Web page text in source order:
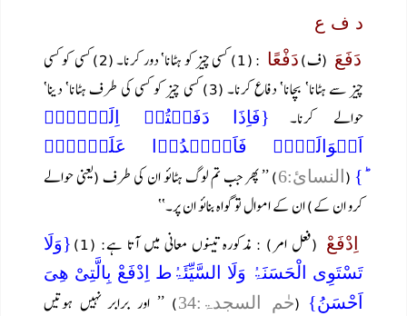
د ف ع
دَفَعَ (ف)دَفْعًا
: (1) کسی چیز کو ہٹانا‘ دور کرنا۔ (2) کسی کو کسی
چیز سے ہٹانا‘ بچانا‘ دفاع کرنا۔ (3) کسی چیز کو کسی کی طرف ہٹانا‘ دینا‘
حوالے کرنا۔
{فَاِذَا دَفَعۡتُمۡ اِلَیۡہِمۡ
اَمۡوَالَہُمۡ فَاَشۡہِدُوۡا عَلَیۡہِمۡ
ؕ} ( النسائ:6 ) ’’ پھر جب تم لوگ ہٹائو ان کی طرف (یعنی حوالے
کرو ان کے) ان کے اموال تو گواہ بنائو ان پر۔‘‘
اِدْفَعْ (فعل امر) : مذکورہ تینوں معانی میں آتا ہے: (1)
{وَلَا
تَسْتَوِی الْحَسَنَۃُ وَلَا السَّیِّئَۃُط اِدْفَعْ بِالَّتِیْ ھِیَ
اَحْسَنُ}(حٰم السجدۃ:34
) ’’ اور برابر نہیں ہوتیں